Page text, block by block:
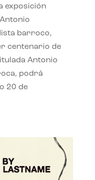
exposición
barroco,
centenario de
Antonio
podrá
20 de